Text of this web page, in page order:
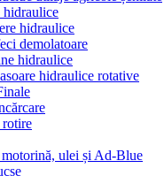
hidraulice
hidraulice
demolatoare
hidraulice
hidraulice rotative
rotire
motorină, ulei și Ad-Blue